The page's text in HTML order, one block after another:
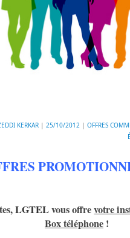
KERKAR | 25/10/2012 | OFFRES
LGTELvous offrevotre
Box téléphone!